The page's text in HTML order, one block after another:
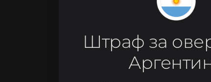
Штраф за